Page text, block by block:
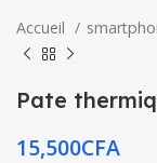
Accueil
Pate
15,500CFA